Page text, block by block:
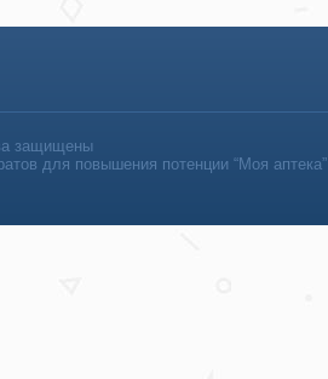
защищены
для повышения потенции “Моя